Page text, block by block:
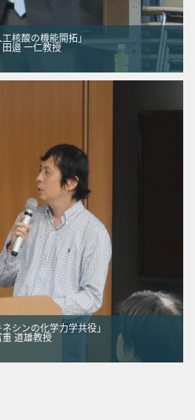
工核酸の機能開拓」
邉 一仁教授
シンの化学力学共役」
道雄教授